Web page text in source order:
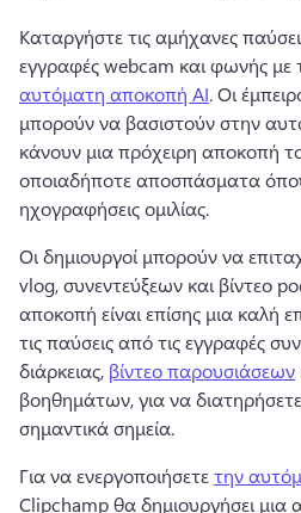
Καταργήστε τις αμήχανες
εγγραφές webcam και φωνής με
αυτόματη αποκοπή AI. Οι
μπορούν να βασιστούν στην
κάνουν μια πρόχειρη αποκοπή
οποιαδήποτε αποσπάσματα
ηχογραφήσεις ομιλίας.
Οι δημιουργοί μπορούν να
vlog, συνεντεύξεων και βίντεο
αποκοπή είναι επίσης μια καλή
τις παύσεις από τις εγγραφές
διάρκειας, βίντεο παρουσιάσεων
βοηθημάτων, για να
σημαντικά σημεία.
Για να ενεργοποιήσετε την
Clipchamp θα δημιουργήσει